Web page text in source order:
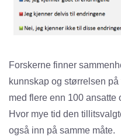
Forskerne finner
kunnskap og størrelsen
med flere enn 100 ansatte
Hvor mye tid den
også inn på samme måte.